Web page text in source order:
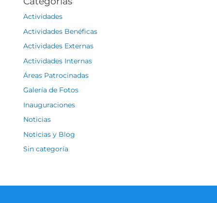
Actividades
Actividades Benéficas
Actividades Externas
Actividades Internas
Áreas Patrocinadas
Galería de Fotos
Inauguraciones
Noticias
Noticias y Blog
Sin categoría